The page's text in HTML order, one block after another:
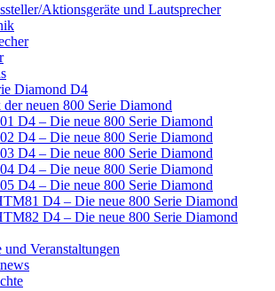
Aktionsgeräte und Lautsprecher
Diamond D4
neuen 800 Serie Diamond
D4 – Die neue 800 Serie Diamond
D4 – Die neue 800 Serie Diamond
D4 – Die neue 800 Serie Diamond
D4 – Die neue 800 Serie Diamond
D4 – Die neue 800 Serie Diamond
D4 – Die neue 800 Serie Diamond
D4 – Die neue 800 Serie Diamond
und Veranstaltungen